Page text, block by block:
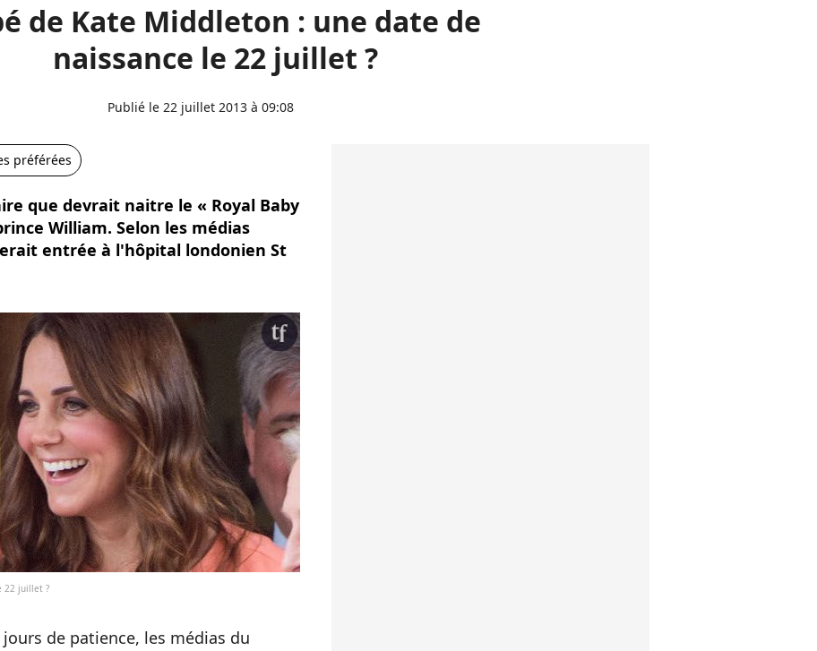
de Kate Middleton : une date de
naissance le 22 juillet ?
Publié le 22 juillet 2013 à 09:08
préférées
que devrait naitre le « Royal Baby
William. Selon les médias
entrée à l'hôpital londonien St
22 juillet ?
de patience, les médias du